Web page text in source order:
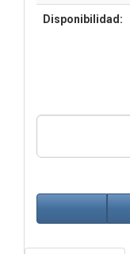
Disponibilidad: